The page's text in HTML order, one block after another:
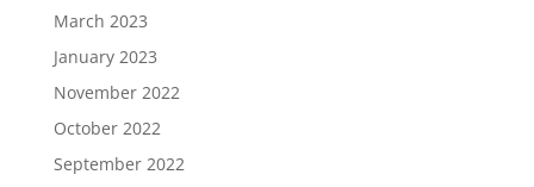
March 2023
January 2023
November 2022
October 2022
September 2022